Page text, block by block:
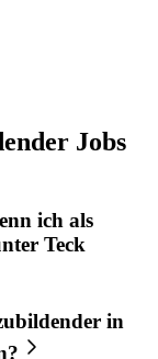
Jobs
ich als
Teck
in